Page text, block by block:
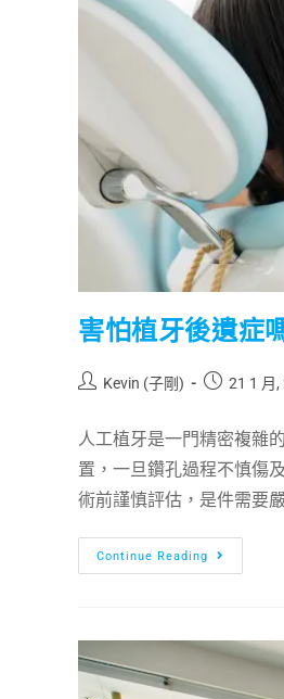
害怕植牙後遺症
Kevin (子剛) 21 1 月,
人工植牙是一門精密複雜
置，一旦鑽孔過程不慎傷
術前謹慎評估，是件需要
Continue Reading